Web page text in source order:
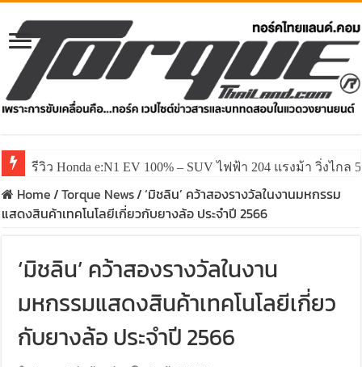
รีวิว Honda e:N1 EV 100% – SUV ไฟฟ้า 204 แรงม้า วิ่งไกล
Home/Torque News/‘มิชลิน’ คว้าสองรางวัลในงานมหกรรม
แสดงสินค้าเทคโนโลยีเกี่ยวกับยางล้อ ประจำปี 2566
‘มิชลิน’ คว้าสองรางวัลในงาน
มหกรรมแสดงสินค้าเทคโนโลยีเกี่ยว
กับยางล้อ ประจำปี 2566